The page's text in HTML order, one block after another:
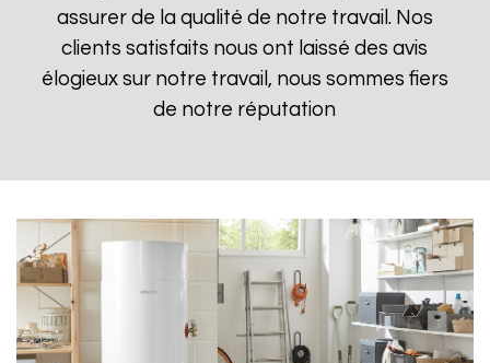
assurer de la qualité de notre travail. Nos
clients satisfaits nous ont laissé des avis
élogieux sur notre travail, nous sommes fiers
de notre réputation